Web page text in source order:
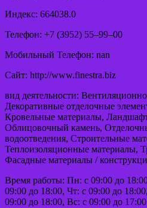
Индекс: 664038.0
Телефон: +7 (3952) 55‒99‒00
Мобильный Телефон: nan
Сайт: http://www.finestra.biz
вид деятельности:
Декоративные отделочные
Кровельные материалы,
Облицовочный камень,
водоотведения, Строительные
Теплоизоляционные материалы,
Фасадные материалы /
Время работы: Пн: с 09:00 до
09:00 до 18:00, Чт: с 09:00 до
09:00 до 18:00, Вс: с 09:00 до 17:00